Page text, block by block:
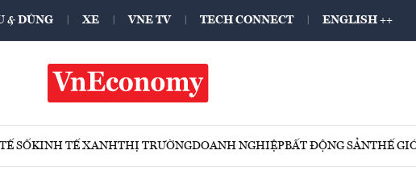
& DÙNG XE VNE TV TECH CONNECT ENGLISH ++
SỐKINH TẾ XANHTHỊ TRƯỜNGDOANH NGHIỆPBẤT ĐỘNG SẢNTHẾ